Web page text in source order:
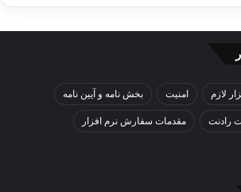
لازم امنیت بخش نامه و آیین نامه
رادنت مقدمات سفارش نرم افزار